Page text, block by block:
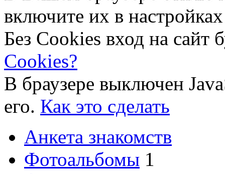
включите их в
Без Cookies вход на сайт
Cookies?
В браузере выключен
его. Как это сделать
Анкета знакомств
Фотоальбомы 1